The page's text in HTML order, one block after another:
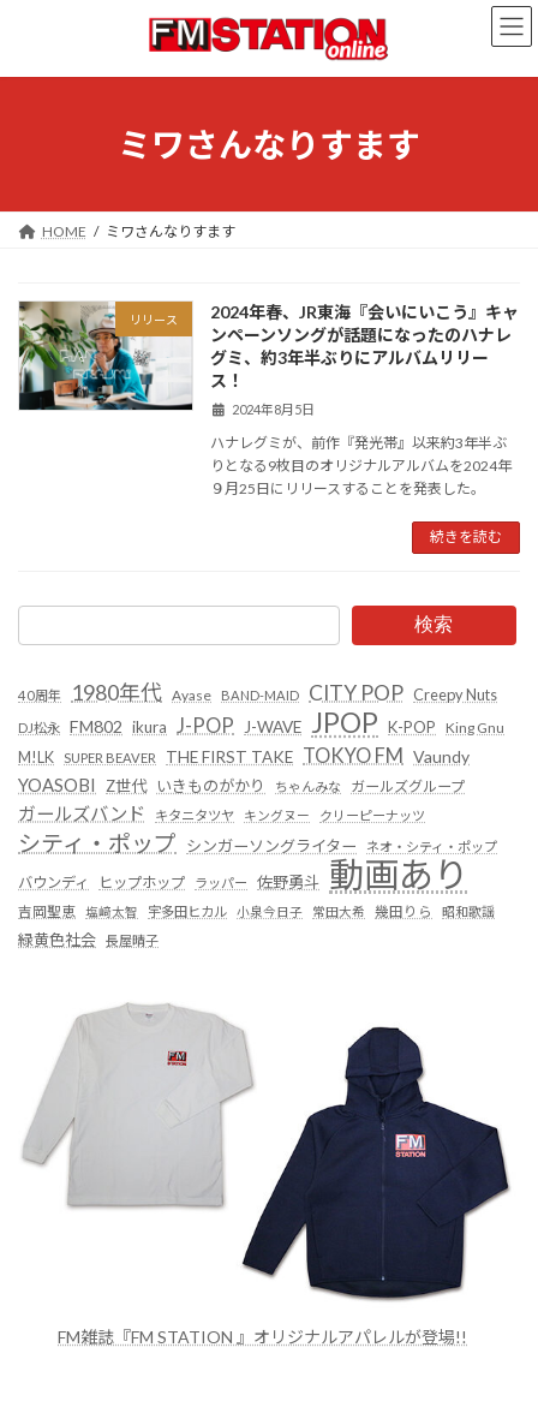
ン
ー
ミワさんなりすます
HOME ミワさんなりすます
リリース
2024年春、JR東海『会いにいこう』キャ
ンペーンソングが話題になったのハナレ
グミ、約3年半ぶりにアルバムリリー
ス！
2024年8月5日
ハナレグミが、前作『発光帯』以来約3年半ぶ
りとなる9枚目のオリジナルアルバムを2024年
９月25日にリリースすることを発表した。
続きを読む
検索
40周年 1980年代 Ayase BAND-MAID CITY POP Creepy Nuts
DJ松永 FM802 ikura J-POP J-WAVE JPOP K-POP
King Gnu
M!LK
SUPER BEAVER THE FIRST TAKE TOKYO FM Vaundy
YOASOBI Z世代 いきものがかり ちゃんみな ガールズグループ
ガールズバンド キタニタツヤ キングヌー クリーピーナッツ
シティ・ポップ シンガーソングライター ネオ・シティ・ポップ
バウンディ ヒップホップ ラッパー 佐野勇斗 動画あり
吉岡聖恵 塩﨑太智 宇多田ヒカル 小泉今日子 常田大希 幾田りら 昭和歌謡
緑黄色社会 長屋晴子
FM雑誌『FM STATION 』オリジナルアパレルが登場!!